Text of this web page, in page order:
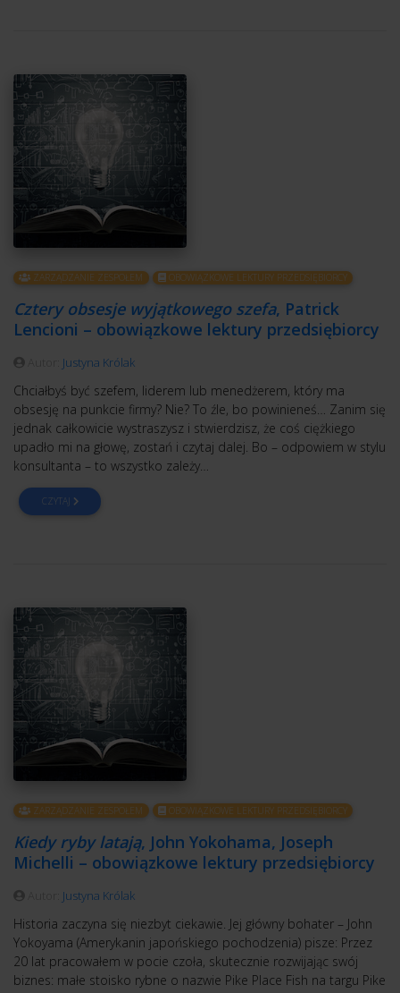
ZARZĄDZANIE ZESPOŁEM OBOWIĄZKOWE LEKTURY PRZEDSIĘBIORCY
Cztery obsesje wyjątkowego szefa, Patrick
Lencioni – obowiązkowe lektury przedsiębiorcy
Justyna Królak
Chciałbyś być szefem, liderem lub menedżerem, który ma
obsesję na punkcie firmy? Nie? To źle, bo powinieneś… Zanim się
jednak całkowicie wystraszysz i stwierdzisz, że coś ciężkiego
upadło mi na głowę, zostań i czytaj dalej. Bo – odpowiem w stylu
konsultanta – to wszystko zależy…
CZYTAJ
ZARZĄDZANIE ZESPOŁEM OBOWIĄZKOWE LEKTURY PRZEDSIĘBIORCY
Kiedy ryby latają, John Yokohama, Joseph
Michelli – obowiązkowe lektury przedsiębiorcy
Justyna Królak
Historia zaczyna się niezbyt ciekawie. Jej główny bohater – John
Yokoyama (Amerykanin japońskiego pochodzenia) pisze: Przez
20 lat pracowałem w pocie czoła, skutecznie rozwijając swój
biznes: małe stoisko rybne o nazwie Pike Place Fish na targu Pike